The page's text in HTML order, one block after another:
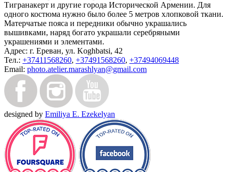
Тигранакерт и другие города Исторической Армении. Для
одного костюма нужно было более 5 метров хлопковой ткани.
Матерчатые пояса и передники обычно украшались
вышивками, наряд богато украшали серебряными
украшениями и элементами.
Адрес: г. Ереван, ул. Koghbatsi, 42
Тел.: +37411568260, +37491568260, +37494069448
Email: photo.atelier.marashlyan@gmail.com
designed by Emiliya E. Ezekelyan